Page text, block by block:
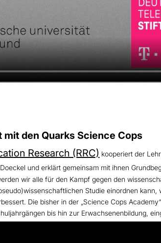
den Quarks Science Cops
Research (RRC) kooperiert der
und erklärt gemeinsam mit ihnen
wir alle für den Kampf gegen den
Studie einordnen kann,
Die bisher in der „Science Cops
bis hin zur Erwachsenenbildung,